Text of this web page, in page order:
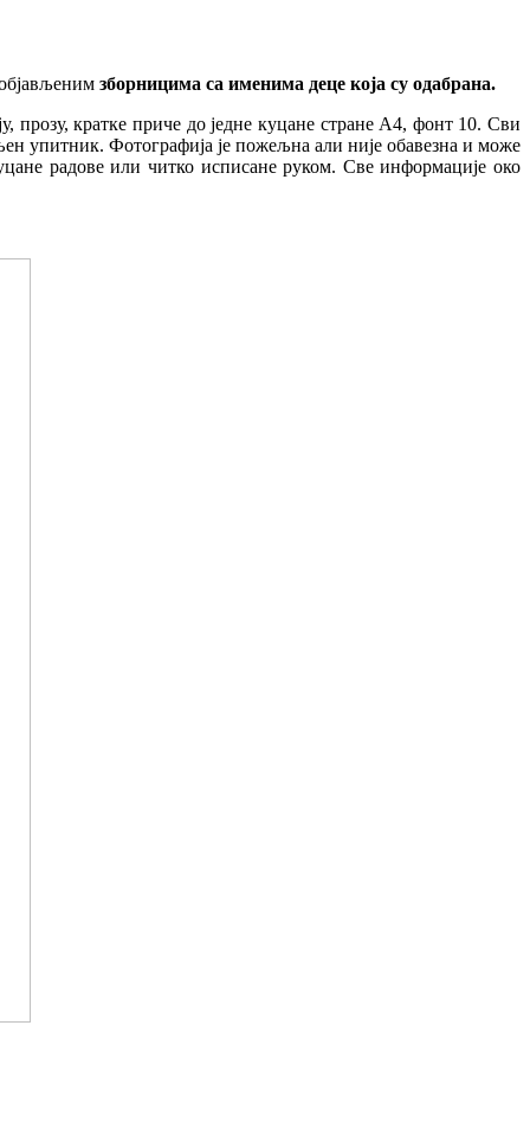
зборницима са именима деце која су одабрана.
прозу, кратке приче до једне куцане стране А4, фонт 10. Сви
упитник. Фотографија је пожељна али није обавезна и може
радове или читко исписане руком. Све информације око